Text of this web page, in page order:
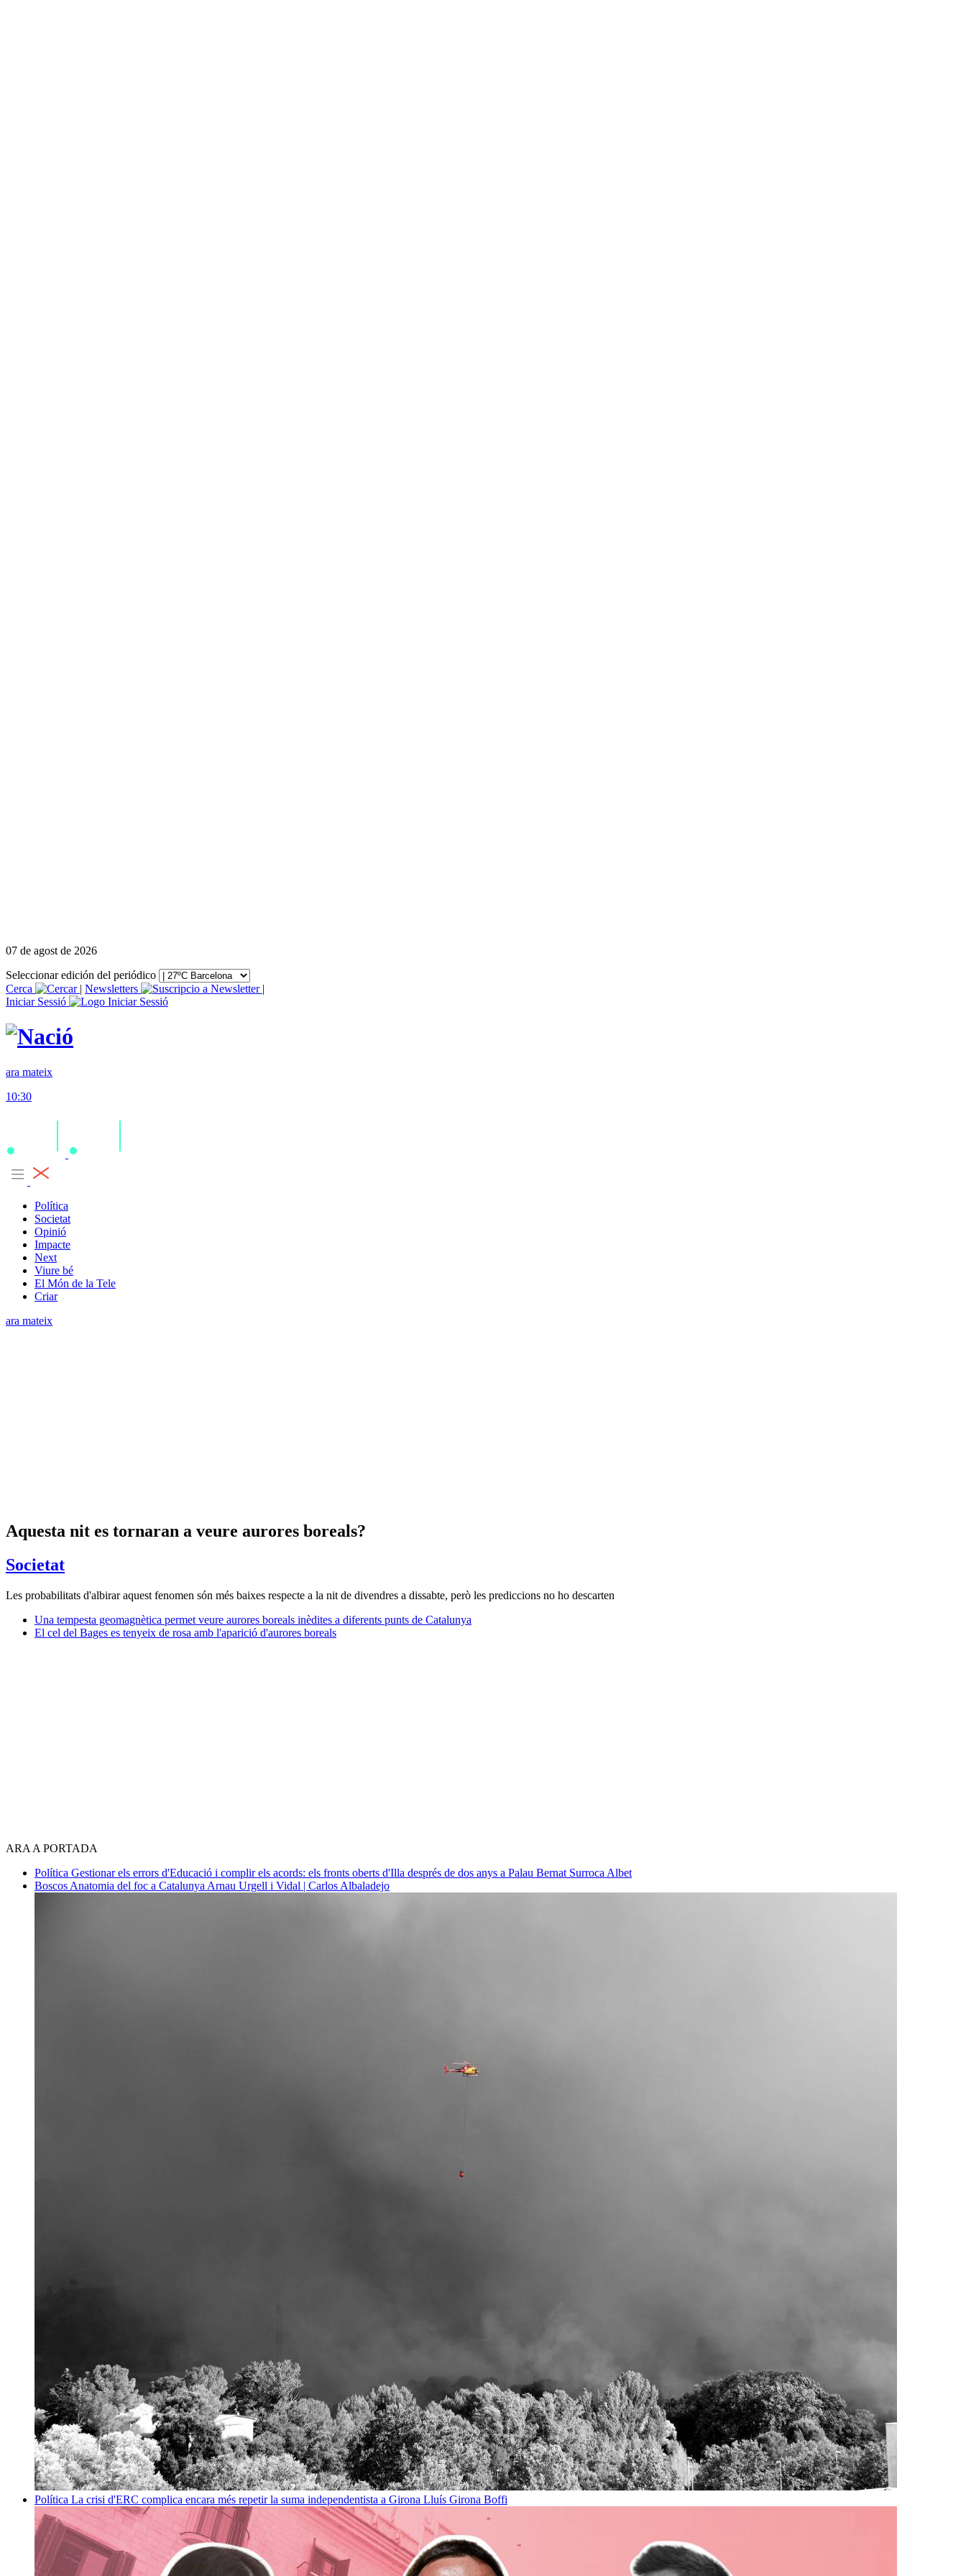
07 de agost de 2026
Seleccionar edición del periódico
Cerca
| Newsletters
|
Iniciar Sessió
ara mateix
10:30
Política
Societat
Opinió
Impacte
Next
Viure bé
El Món de la Tele
Criar
ara mateix
Aquesta nit es tornaran a veure aurores boreals?
Societat
Les probabilitats d'albirar aquest fenomen són més baixes respecte a la nit de divendres a dissabte, però les prediccions no ho descarten
Una tempesta geomagnètica permet veure aurores boreals inèdites a diferents punts de Catalunya
El cel del Bages es tenyeix de rosa amb l'aparició d'aurores boreals
ARA A PORTADA
Política Gestionar els errors d'Educació i complir els acords: els fronts oberts d'Illa després de dos anys a Palau Bernat Surroca Albet
Boscos Anatomia del foc a Catalunya Arnau Urgell i Vidal | Carlos Albaladejo
Política La crisi d'ERC complica encara més repetir la suma independentista a Girona Lluís Girona Boffi